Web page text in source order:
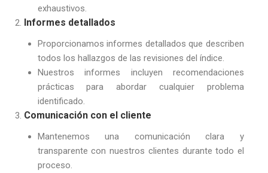
exhaustivos.
Informes detallados
Proporcionamos informes detallados que describen
todos los hallazgos de las revisiones del índice.
Nuestros informes incluyen recomendaciones
prácticas para abordar cualquier problema
identificado.
Comunicación con el cliente
Mantenemos una comunicación clara y
transparente con nuestros clientes durante todo el
proceso.